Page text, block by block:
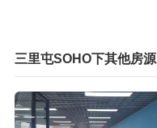
三里屯SOHO下其他房源